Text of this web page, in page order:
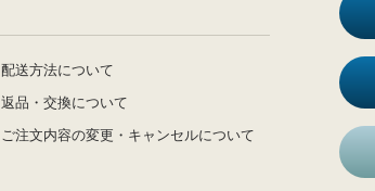
配送方法について
返品・交換について
ご注文内容の変更・キャンセルについて